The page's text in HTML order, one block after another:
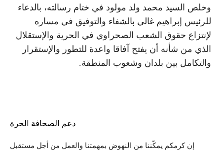
وخلص السيد محمد ولد مولود في ختام رسالته، بالدعاء
للرئيس إبراهيم غالي بالشفاء والتوفيق في مساره
لإنتزاع حقوق الشعب الصحراوي في الحرية والإستقلال
الذي من شأنه أن يفتح آفاقا واعدة للتطور والإستقرار
والتكامل بين بلدان وشعوب المنطقة.
دعم الصحافة الحرة
إن كرمكم يمكّننا من النهوض بمهمتنا والعمل من أجل مستقبل